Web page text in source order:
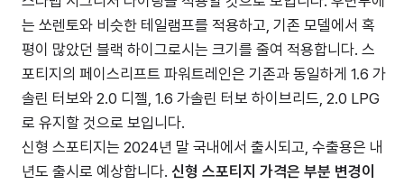
는 쏘렌토와 비슷한 테일램프를 적용하고, 기존 모델에서 혹
평이 많았던 블랙 하이그로시는 크기를 줄여 적용합니다. 스
포티지의 페이스리프트 파워트레인은 기존과 동일하게 1.6 가
솔린 터보와 2.0 디젤, 1.6 가솔린 터보 하이브리드, 2.0 LPG
로 유지할 것으로 보입니다.
신형 스포티지는 2024년 말 국내에서 출시되고, 수출용은 내
년도 출시로 예상합니다. 신형 스포티지 가격은 부분 변경이